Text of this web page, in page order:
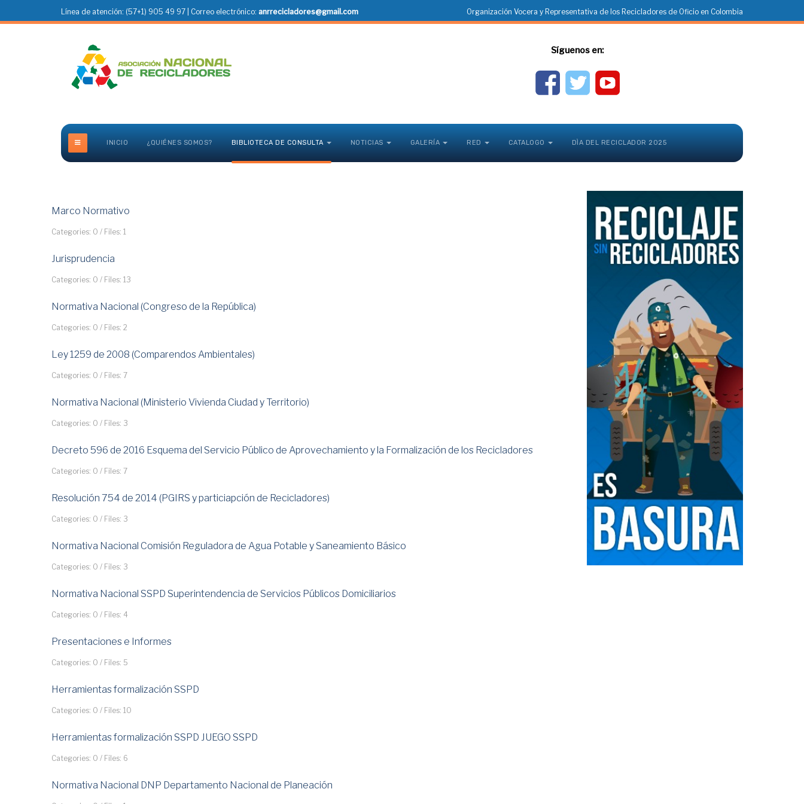
Línea de atención: (57+1) 905 49 97 | Correo electrónico: anrrecicladores@gmail.com Organización Vocera y Representativa de los Recicladores de Oficio en Colombia
Síguenos en:
INICIO ¿QUIÉNES SOMOS? BIBLIOTECA DE CONSULTA NOTICIAS GALERÍA RED CATALOGO DÌA DEL RECICLADOR 2025
Marco Normativo
Categories: 0 / Files: 1
Jurisprudencia
Categories: 0 / Files: 13
Normativa Nacional (Congreso de la República)
Categories: 0 / Files: 2
Ley 1259 de 2008 (Comparendos Ambientales)
Categories: 0 / Files: 7
Normativa Nacional (Ministerio Vivienda Ciudad y Territorio)
Categories: 0 / Files: 3
Decreto 596 de 2016 Esquema del Servicio Público de Aprovechamiento y la Formalización de los Recicladores
Categories: 0 / Files: 7
Resolución 754 de 2014 (PGIRS y particiapción de Recicladores)
Categories: 0 / Files: 3
Normativa Nacional Comisión Reguladora de Agua Potable y Saneamiento Básico
Categories: 0 / Files: 3
Normativa Nacional SSPD Superintendencia de Servicios Públicos Domiciliarios
Categories: 0 / Files: 4
Presentaciones e Informes
Categories: 0 / Files: 5
Herramientas formalización SSPD
Categories: 0 / Files: 10
Herramientas formalización SSPD JUEGO SSPD
Categories: 0 / Files: 6
Normativa Nacional DNP Departamento Nacional de Planeación